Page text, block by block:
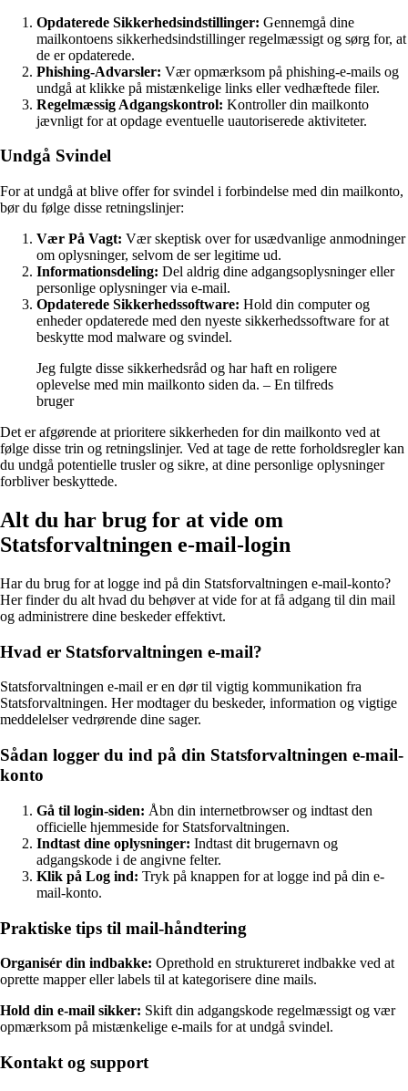
Opdaterede Sikkerhedsindstillinger: Gennemgå dine
mailkontoens sikkerhedsindstillinger regelmæssigt og sørg for, at
de er opdaterede.
Phishing-Advarsler: Vær opmærksom på phishing-e-mails og
undgå at klikke på mistænkelige links eller vedhæftede filer.
Regelmæssig Adgangskontrol: Kontroller din mailkonto
jævnligt for at opdage eventuelle uautoriserede aktiviteter.
Undgå Svindel
For at undgå at blive offer for svindel i forbindelse med din mailkonto,
bør du følge disse retningslinjer:
Vær På Vagt: Vær skeptisk over for usædvanlige anmodninger
om oplysninger, selvom de ser legitime ud.
Informationsdeling: Del aldrig dine adgangsoplysninger eller
personlige oplysninger via e-mail.
Opdaterede Sikkerhedssoftware: Hold din computer og
enheder opdaterede med den nyeste sikkerhedssoftware for at
beskytte mod malware og svindel.
Jeg fulgte disse sikkerhedsråd og har haft en roligere
oplevelse med min mailkonto siden da. – En tilfreds
bruger
Det er afgørende at prioritere sikkerheden for din mailkonto ved at
følge disse trin og retningslinjer. Ved at tage de rette forholdsregler kan
du undgå potentielle trusler og sikre, at dine personlige oplysninger
forbliver beskyttede.
Alt du har brug for at vide om
Statsforvaltningen e-mail-login
Har du brug for at logge ind på din Statsforvaltningen e-mail-konto?
Her finder du alt hvad du behøver at vide for at få adgang til din mail
og administrere dine beskeder effektivt.
Hvad er Statsforvaltningen e-mail?
Statsforvaltningen e-mail er en dør til vigtig kommunikation fra
Statsforvaltningen. Her modtager du beskeder, information og vigtige
meddelelser vedrørende dine sager.
Sådan logger du ind på din Statsforvaltningen e-mail-
konto
Gå til login-siden: Åbn din internetbrowser og indtast den
officielle hjemmeside for Statsforvaltningen.
Indtast dine oplysninger: Indtast dit brugernavn og
adgangskode i de angivne felter.
Klik på Log ind: Tryk på knappen for at logge ind på din e-
mail-konto.
Praktiske tips til mail-håndtering
Organisér din indbakke: Oprethold en struktureret indbakke ved at
oprette mapper eller labels til at kategorisere dine mails.
Hold din e-mail sikker: Skift din adgangskode regelmæssigt og vær
opmærksom på mistænkelige e-mails for at undgå svindel.
Kontakt og support